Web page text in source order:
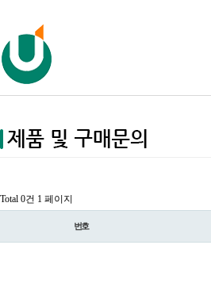
Total 0건 1 페이지
번호